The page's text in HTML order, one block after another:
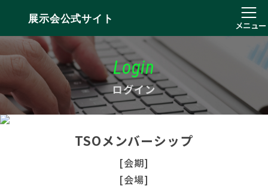
展示会公式サイト
メニュー
Login
ログイン
TSOメンバーシップ
[会期]
[会場]